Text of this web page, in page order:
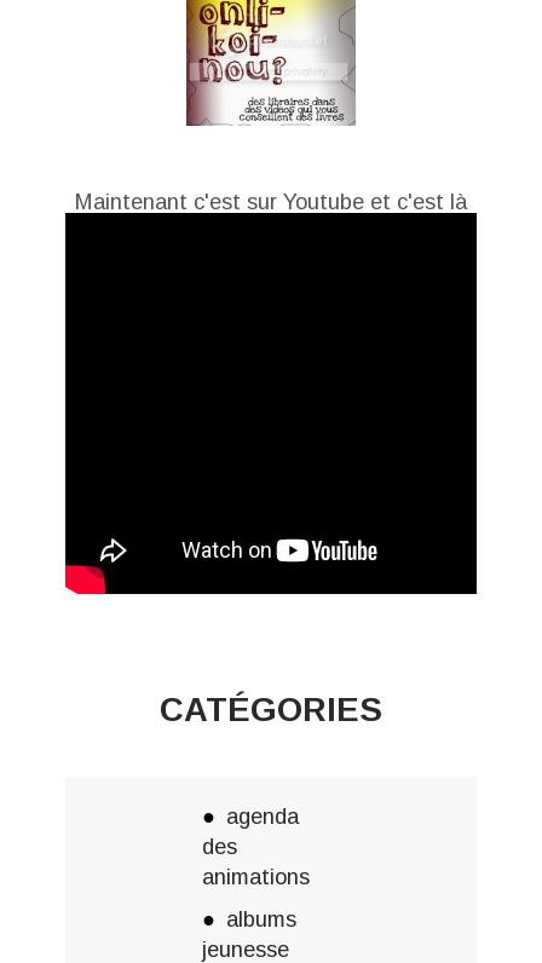
Maintenant c'est sur Youtube et c'est là
CATÉGORIES
agenda
des
animations
albums
jeunesse